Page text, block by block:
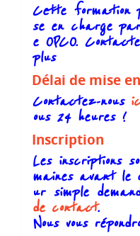
Cette formation
se en charge
e OPCO.
plus
Délai de mise
Contactez-nous
ous 24 heures !
Inscription
Les inscriptions
maines avant le
ur simple
de contact.
Nous vous